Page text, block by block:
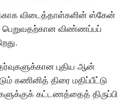
விடைத்தாள்களின் ஸ்கேன்
விண்ணப்பப்
புதிய ஆன்
கணினித் திரை மதிப்பீட்டு
கட்டணத்தைத் திருப்பி